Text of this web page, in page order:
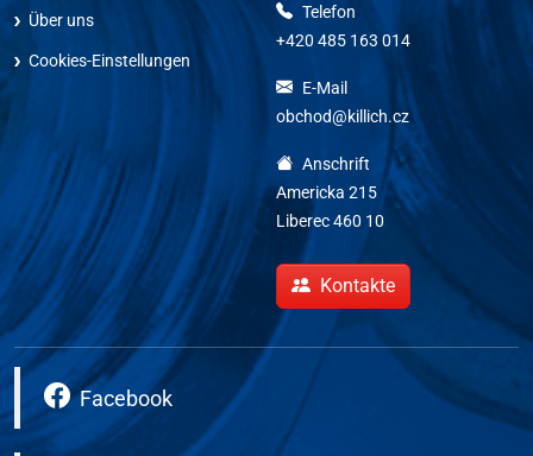
Über uns
Cookies-Einstellungen
Telefon
+420 485 163 014
E-Mail
obchod@killich.cz
Anschrift
Americka 215
Liberec 460 10
Kontakte
Facebook